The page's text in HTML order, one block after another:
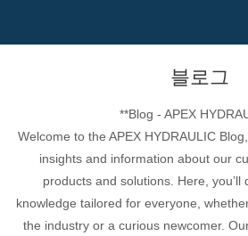
블로그
**Blog - APEX
Welcome to the APEX HYDRAULIC
insights and information about our
products and solutions. Here, you’ll
knowledge tailored for everyone,
the industry or a curious newcomer.